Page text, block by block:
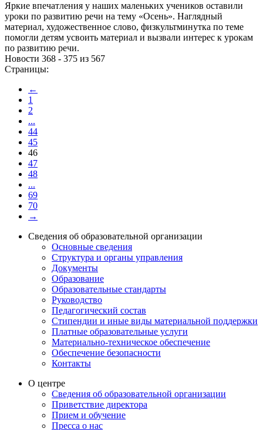
Яркие впечатления у наших маленьких учеников оставили
уроки по развитию речи на тему «Осень». Наглядный
материал, художественное слово, физкультминутка по теме
помогли детям усвоить материал и вызвали интерес к урокам
по развитию речи.
Новости 368 - 375 из 567
Страницы:
←
1
2
...
44
45
46
47
48
...
69
70
→
Сведения об образовательной организации
Основные сведения
Структура и органы управления
Документы
Образование
Образовательные стандарты
Руководство
Педагогический состав
Стипендии и иные виды материальной поддержки
Платные образовательные услуги
Материально-техническое обеспечение
Обеспечение безопасности
Контакты
О центре
Сведения об образовательной организации
Приветствие директора
Прием и обучение
Пресса о нас